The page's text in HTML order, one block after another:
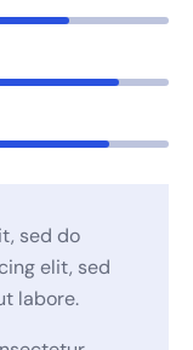
sed do
elit, sed
labore.